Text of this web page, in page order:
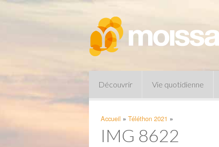
Découvrir Vie quotidienne
Accueil » Téléthon 2021 »
IMG 8622